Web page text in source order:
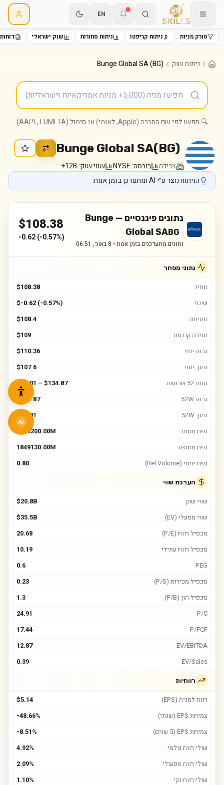
EN
סורק מניות ניתוח קריפטו ניתוח סחורות שוק ישראלי
ניתוח שוק Bunge Global SA (BG)
🔍 חפשו לפי שם החברה (Apple, לאומי) או סימול (AAPL, LUMI.TA)
Bunge Global SA(BG)
צריכה בורסה:NYSE שווי שוק:12B+
הניתוח נוצר ע״י AI ומתעדכן בזמן אמת
נתונים פיננסיים — Bunge
Global SABG
נתונים מתעדכנים בזמן אמת • 8 באוג׳, 06:51
$108.38
-0.62(-0.57%)
נתוני מסחר
מחיר
$108.38
שינוי
$-0.62 (-0.57%)
פתיחה
$108.4
סגירה קודמת
$109
גבוה יומי
$110.36
נמוך יומי
$107.6
טווח 52 שבועות
$76.01 – $134.87
גבוה 52W
$134.87
נמוך 52W
$76.01
נפח מסחר
1473200.00M
נפח ממוצע
1849130.00M
נפח יחסי (Rel Volume)
0.80
הערכת שווי
שווי שוק
$20.8B
שווי מפעלי (EV)
$35.5B
מכפיל רווח (P/E)
20.68
מכפיל רווח עתידי
10.19
PEG
0.6
מכפיל מכירות (P/S)
0.23
מכפיל הון (P/B)
1.3
P/C
24.91
P/FCF
17.44
EV/EBITDA
12.87
EV/Sales
0.39
רווחיות
רווח למניה (EPS)
$5.14
צמיחת EPS (שנתי)
-48.66%
צמיחת EPS (5 שנים)
-8.51%
שולי רווח גולמי
4.92%
שולי רווח תפעולי
2.09%
שולי רווח נקי
1.10%
AI